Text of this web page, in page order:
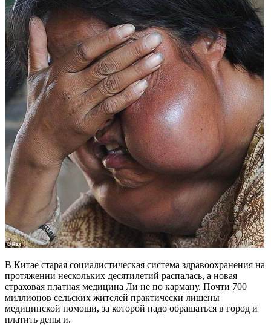
В Китае старая социалистическая система здравоохранения на
протяжении нескольких десятилетий распалась, а новая
страховая платная медицина Ли не по карману. Почти 700
миллионов сельских жителей практически лишены
медицинской помощи, за которой надо обращаться в город и
платить деньги.